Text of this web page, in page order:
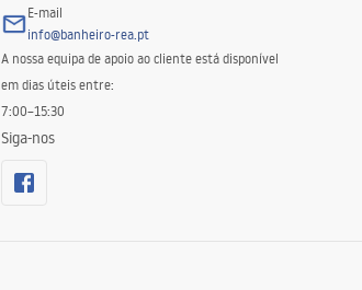
E-mail
info@banheiro-rea.pt
A nossa equipa de apoio ao cliente está disponível
em dias úteis entre:
7:00–15:30
Siga-nos